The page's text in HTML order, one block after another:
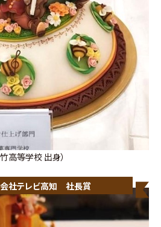
高等学校 出身）
社テレビ高知 社長賞